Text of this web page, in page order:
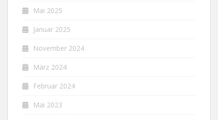
Mai 2025
Januar 2025
November 2024
März 2024
Februar 2024
Mai 2023